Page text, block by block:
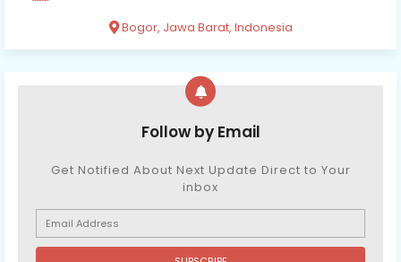
Bogor, Jawa Barat, Indonesia
Follow by Email
Get Notified About Next Update Direct to Your
inbox